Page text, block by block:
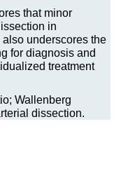
that minor
in
underscores the
for diagnosis and
treatment
Wallenberg
dissection.